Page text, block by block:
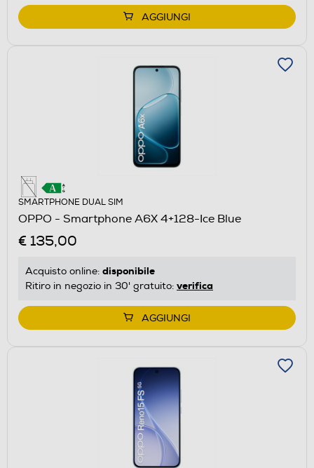
AGGIUNGI
SMARTPHONE DUAL SIM
OPPO - Smartphone A6X 4+128-Ice Blue
€ 135,00
Acquisto online: disponibile
Ritiro in negozio in 30' gratuito: verifica
AGGIUNGI